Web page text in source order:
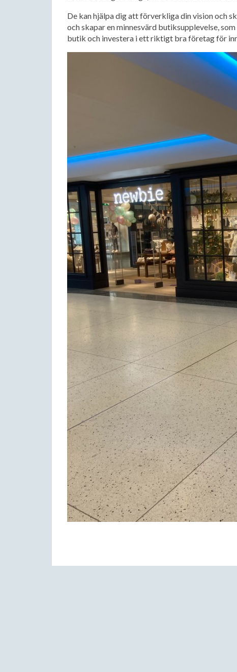
De kan hjälpa dig att förverkliga din vision och
och skapar en minnesvärd butiksupplevelse,
butik och investera i ett riktigt bra företag för